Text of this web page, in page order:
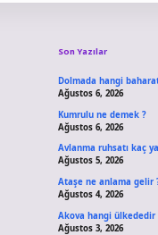
Son Yazılar
Dolmada hangi
Ağustos 6, 2026
Kumrulu ne demek ?
Ağustos 6, 2026
Avlanma ruhsatı kaç
Ağustos 5, 2026
Ataşe ne anlama gelir
Ağustos 4, 2026
Akova hangi ülkededir
Ağustos 3, 2026